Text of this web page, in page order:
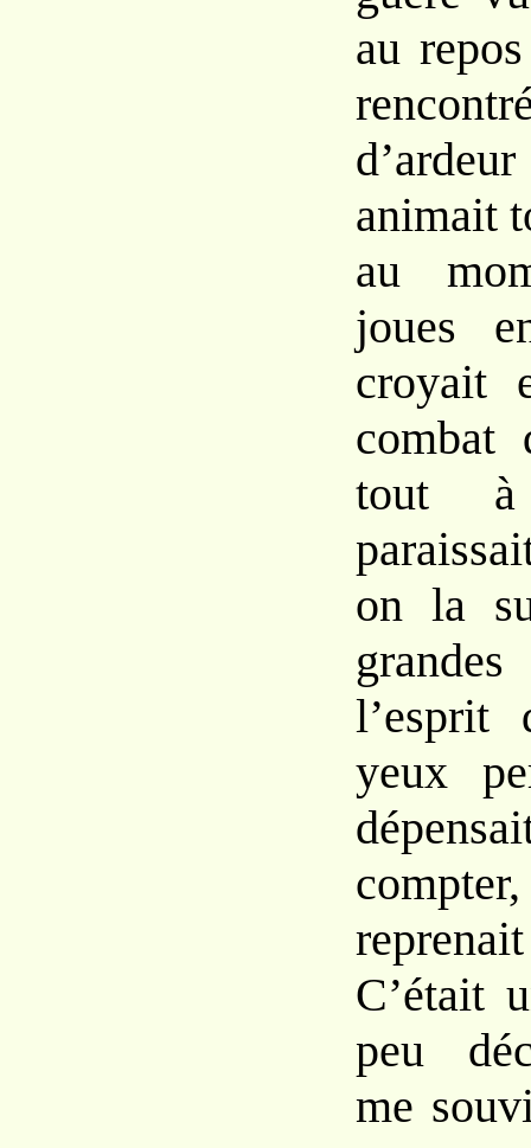
au
animait
au
joues
croyait
combat
tout
on la
l’esprit
yeux
C’était
peu
me